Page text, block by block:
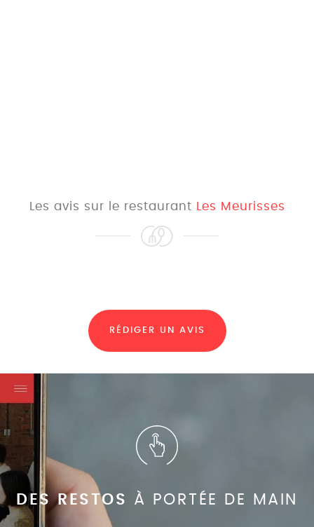
Les avis sur le restaurant Les Meurisses
RÉDIGER UN AVIS
DES RESTOS À PORTÉE DE MAIN